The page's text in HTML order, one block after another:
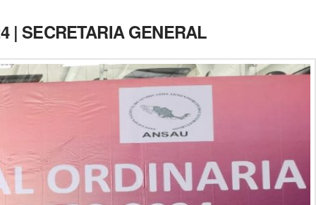
| SECRETARIA GENERAL